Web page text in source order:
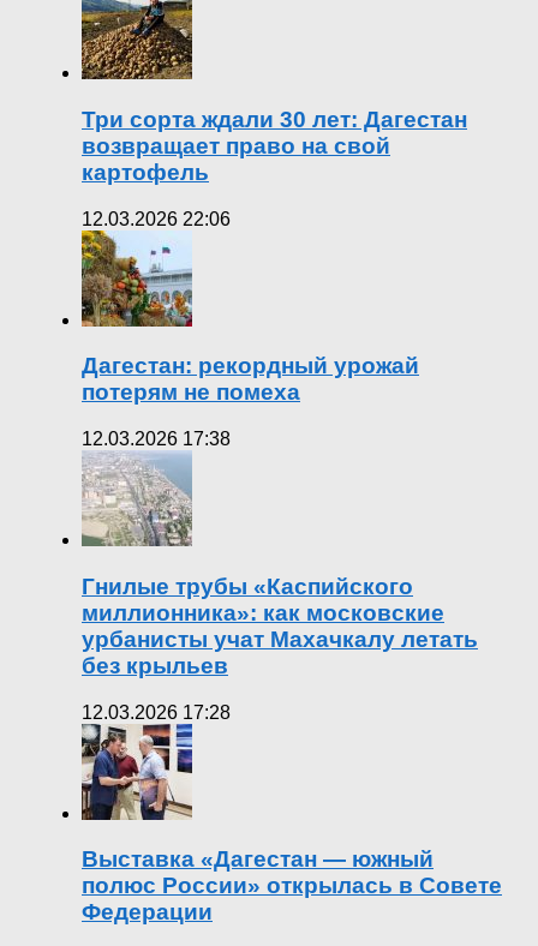
Три сорта ждали 30 лет: Дагестан
возвращает право на свой
картофель
12.03.2026 22:06
Дагестан: рекордный урожай
потерям не помеха
12.03.2026 17:38
Гнилые трубы «Каспийского
миллионника»: как московские
урбанисты учат Махачкалу летать
без крыльев
12.03.2026 17:28
Выставка «Дагестан — южный
полюс России» открылась в Совете
Федерации